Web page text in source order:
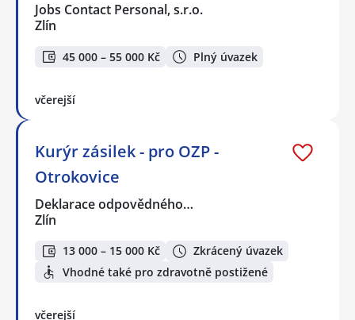
Jobs Contact Personal, s.r.o.
Zlín
45 000 – 55 000 Kč Plný úvazek
včerejší
Kurýr zásilek - pro OZP -
Otrokovice
Deklarace odpovědného…
Zlín
13 000 – 15 000 Kč
Zkrácený úvazek
Vhodné také pro zdravotně postižené
včerejší